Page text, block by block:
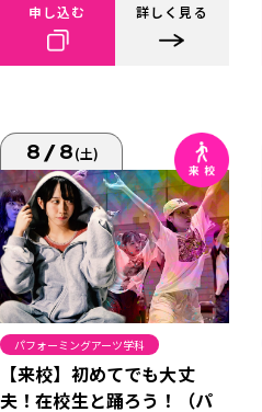
申し込む 詳しく見る
8/8(土)
パフォーミングアーツ学科
【来校】初めてでも大丈
夫！在校生と踊ろう！（パ